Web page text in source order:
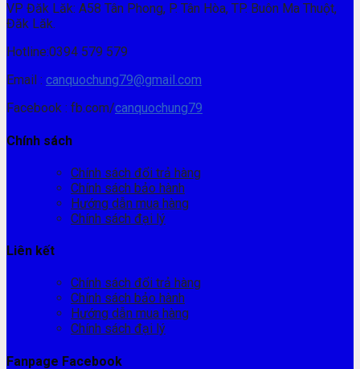
VP Đăk Lăk: A58 Tân Phong, P. Tân Hòa, TP. Buôn Ma Thuột,
Đăk Lăk.
Hotline:0394 579 579
Email : canquochung79@gmail.com
Facebook : fb.com/canquochung79
Chính sách
Chính sách đổi trả hàng
Chính sách bảo hành
Hướng dẫn mua hàng
Chính sách đại lý
Liên kết
Chính sách đổi trả hàng
Chính sách bảo hành
Hướng dẫn mua hàng
Chính sách đại lý
Fanpage Facebook